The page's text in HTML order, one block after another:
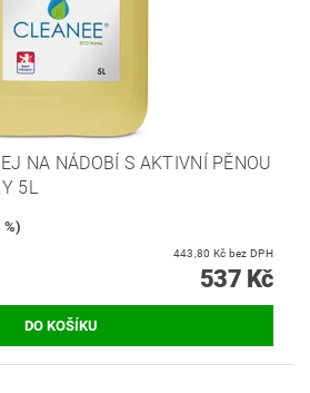
NA NÁDOBÍ S AKTIVNÍ PĚNOU
5L
443,80 Kč bez DPH
537 Kč